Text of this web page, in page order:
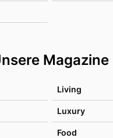
Magazine
Living
Luxury
Food